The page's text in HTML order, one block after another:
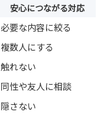
安心につながる対応
必要な内容に絞る
複数人にする
触れない
同性や友人に相談
隠さない